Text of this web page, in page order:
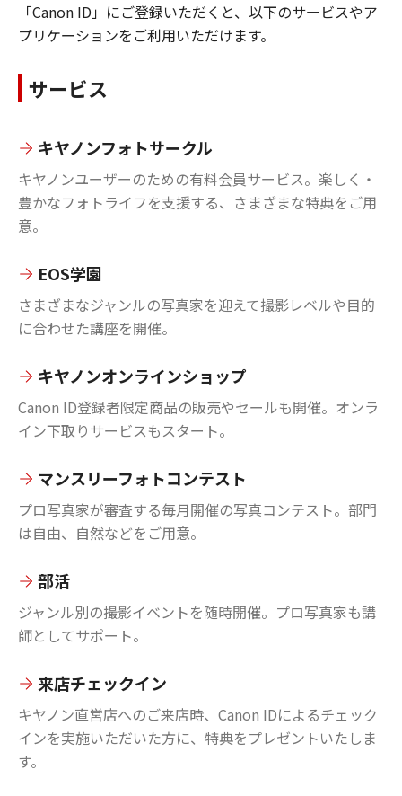
「Canon ID」にご登録いただくと、以下のサービスやア
プリケーションをご利用いただけます。
サービス
キヤノンフォトサークル
キヤノンユーザーのための有料会員サービス。楽しく・
豊かなフォトライフを支援する、さまざまな特典をご用
意。
EOS学園
さまざまなジャンルの写真家を迎えて撮影レベルや目的
に合わせた講座を開催。
キヤノンオンラインショップ
Canon ID登録者限定商品の販売やセールも開催。オンラ
イン下取りサービスもスタート。
マンスリーフォトコンテスト
プロ写真家が審査する毎月開催の写真コンテスト。部門
は自由、自然などをご用意。
部活
ジャンル別の撮影イベントを随時開催。プロ写真家も講
師としてサポート。
来店チェックイン
キヤノン直営店へのご来店時、Canon IDによるチェック
インを実施いただいた方に、特典をプレゼントいたしま
す。